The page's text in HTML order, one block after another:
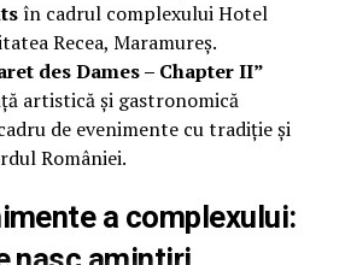
evenimentul din Cluj-Napoca
diferite. Câteva dintre ele:
SEO, spune că a fi vizibilă
cu brandul companiei pe care o
publicul țintă. Mesajul ei pentru
nu dă greș niciodată.
în cadrul complexului Hotel
Recea, Maramureș.
des Dames – Chapter II”
artistică și gastronomică
de evenimente cu tradiție și
României.
a complexului: